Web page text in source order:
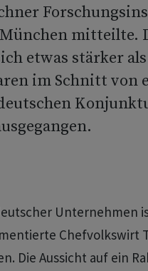
mitteilte.
etwas stärker
im Schnitt von
Unternehmen
Chefvolkswirt
Die Aussicht auf ein